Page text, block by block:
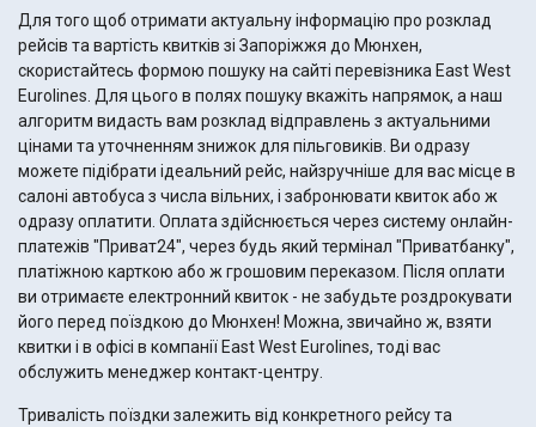
Для того щоб отримати актуальну інформацію про розклад
рейсів та вартість квитків зі Запоріжжя до Мюнхен,
скористайтесь формою пошуку на сайті перевізника East West
Eurolines. Для цього в полях пошуку вкажіть напрямок, а наш
алгоритм видасть вам розклад відправлень з актуальними
цінами та уточненням знижок для пільговиків. Ви одразу
можете підібрати ідеальний рейс, найзручніше для вас місце в
салоні автобуса з числа вільних, і забронювати квиток або ж
одразу оплатити. Оплата здійснюється через систему онлайн-
платежів "Приват24", через будь який термінал "Приватбанку",
платіжною карткою або ж грошовим переказом. Після оплати
ви отримаєте електронний квиток - не забудьте роздрокувати
його перед поїздкою до Мюнхен! Можна, звичайно ж, взяти
квитки і в офісі в компанії East West Eurolines, тоді вас
обслужить менеджер контакт-центру.
Тривалість поїздки залежить від конкретного рейсу та